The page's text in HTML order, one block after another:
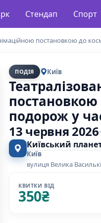
Стендап Спорт
постановкою до
ПОДІЯ Київ
подорож у
13 червня 2026
Київський
Київ
вулиця Велика
КВИТКИ ВІД
350₴